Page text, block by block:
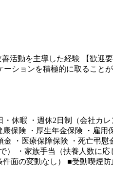
活動を主導した経験 【歓迎
ションを積極的に取ること
休暇 ・週休2日制（会社カ
保険 ・厚生年金保険 ・雇用
・医療保障保険 ・死亡弔
） ・家族手当（扶養人数に
面の変動なし） ■受動喫煙